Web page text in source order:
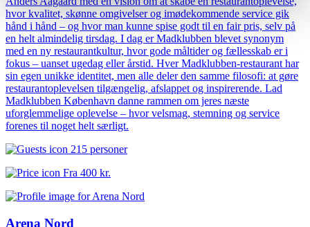
hvor kvalitet, skønne omgivelser og imødekommende service gik
hånd i hånd – og hvor man kunne spise godt til en fair pris, selv på
en helt almindelig tirsdag. I dag er Madklubben blevet synonym
med en ny restaurantkultur, hvor gode måltider og fællesskab er i
fokus – uanset ugedag eller årstid. Hver Madklubben-restaurant har
sin egen unikke identitet, men alle deler den samme filosofi: at gøre
restaurantoplevelsen tilgængelig, afslappet og inspirerende. Lad
Madklubben København danne rammen om jeres næste
uforglemmelige oplevelse – hvor velsmag, stemning og service
forenes til noget helt særligt.
215 personer
Fra 400 kr.
Arena Nord